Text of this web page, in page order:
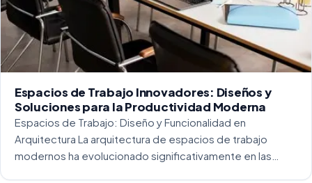
Espacios de Trabajo Innovadores: Diseños y
Soluciones para la Productividad Moderna
Espacios de Trabajo: Diseño y Funcionalidad en
Arquitectura La arquitectura de espacios de trabajo
modernos ha evolucionado significativamente en las